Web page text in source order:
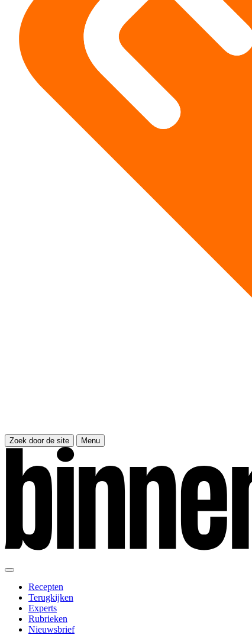
Zoek door de site Menu
Recepten
Terugkijken
Experts
Rubrieken
Nieuwsbrief